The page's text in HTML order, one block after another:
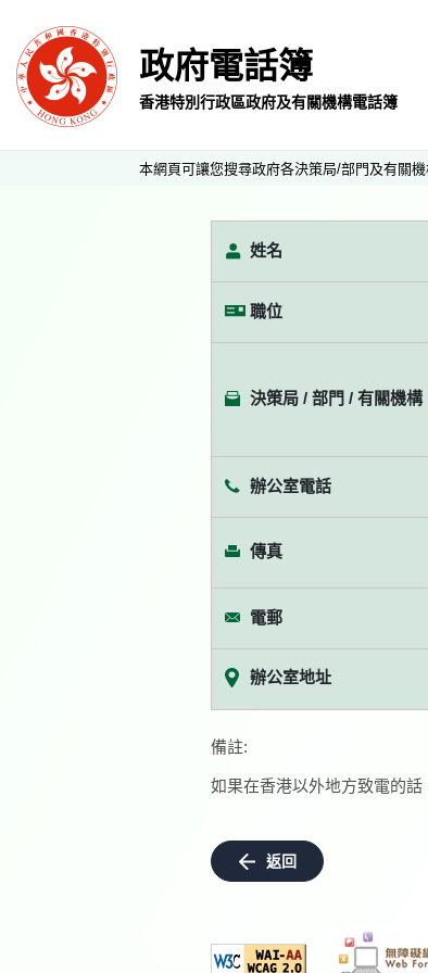
政府電話簿
香港特別行政區政府及有關機構電話簿
本網頁可讓您搜尋政府各決策局/部門及有關
姓名
職位
決策局 / 部門 / 有關機構
辦公室電話
傳真
電郵
辦公室地址
備註:
如果在香港以外地方致電的
返回